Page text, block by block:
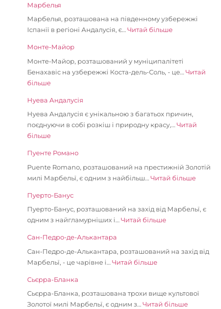
Марбелья
Марбелья, розташована на південному узбережжі
Іспанії в регіоні Андалусія, є…Читай більше
Монте-Майор
Монте-Майор, розташований у муніципалітеті
Бенахавіс на узбережжі Коста-дель-Соль, - це… Читай
більше
Нуева Андалусія
Нуева Андалусія є унікальною з багатьох причин,
поєднуючи в собі розкіш і природну красу,…Читай
більше
Пуенте Романо
Puente Romano, розташований на престижній Золотій
милі Марбельї, є одним з найбільш… Читай більше
Пуерто-Банус
Пуерто-Банус, розташований на захід від Марбельї, є
одним з найгламурніших і…Читай більше
Сан-Педро-де-Алькантара
Сан-Педро-де-Алькантара, розташований на захід від
Марбельї, - це чарівне і… Читай більше
Сьєрра-Бланка
Сьєрра-Бланка, розташована трохи вище культової
Золотої милі Марбельї, є одним з…Читай більше